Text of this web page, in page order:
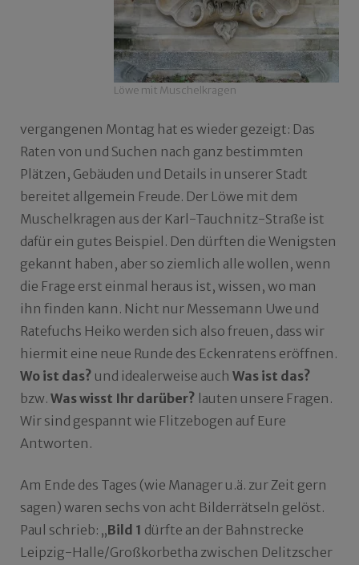
Löwe mit Muschelkragen
vergangenen Montag hat es wieder gezeigt: Das
Raten von und Suchen nach ganz bestimmten
Plätzen, Gebäuden und Details in unserer Stadt
bereitet allgemein Freude. Der Löwe mit dem
Muschelkragen aus der Karl-Tauchnitz-Straße ist
dafür ein gutes Beispiel. Den dürften die Wenigsten
gekannt haben, aber so ziemlich alle wollen, wenn
die Frage erst einmal heraus ist, wissen, wo man
ihn finden kann. Nicht nur Messemann Uwe und
Ratefuchs Heiko werden sich also freuen, dass wir
hiermit eine neue Runde des Eckenratens eröffnen.
Wo ist das? und idealerweise auch Was ist das?
bzw. Was wisst Ihr darüber? lauten unsere Fragen.
Wir sind gespannt wie Flitzebogen auf Eure
Antworten.
Am Ende des Tages (wie Manager u.ä. zur Zeit gern
sagen) waren sechs von acht Bilderrätseln gelöst.
Paul schrieb: „Bild 1 dürfte an der Bahnstrecke
Leipzig-Halle/Großkorbetha zwischen Delitzscher